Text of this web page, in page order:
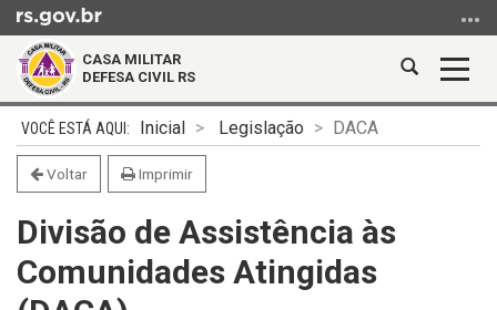
para
conteúdo
para
menu
para
busca
CASA MILITAR
DEFESA CIVIL RS
Abrir
Início
do
conteúdo
Inicial Legislação DACA
Voltar Imprimir
Divisão de Assistência às
Comunidades Atingidas